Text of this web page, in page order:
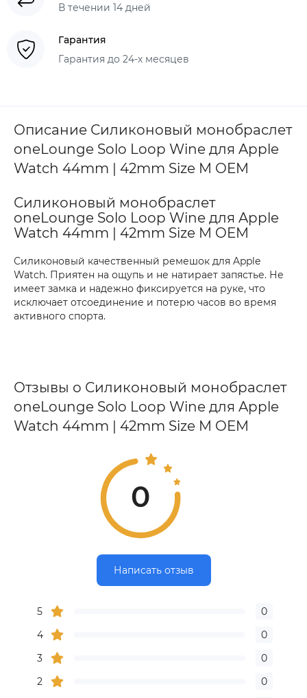
В течении 14 дней
Гарантия
Гарантия до 24-х месяцев
Описание Силиконовый монобраслет
oneLounge Solo Loop Wine для Apple
Watch 44mm | 42mm Size M OEM
Силиконовый монобраслет
oneLounge Solo Loop Wine для Apple
Watch 44mm | 42mm Size M OEM
Силиконовый качественный ремешок для Apple
Watch. Приятен на ощупь и не натирает запястье. Не
имеет замка и надежно фиксируется на руке, что
исключает отсоединение и потерю часов во время
активного спорта.
Отзывы о Силиконовый монобраслет
oneLounge Solo Loop Wine для Apple
Watch 44mm | 42mm Size M OEM
0
Написать отзыв
5
0
4
0
3
0
2
0